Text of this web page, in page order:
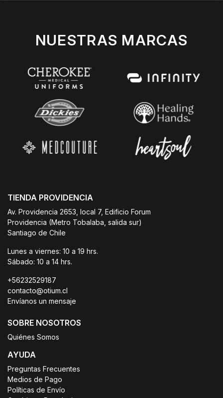
NUESTRAS MARCAS
TIENDA PROVIDENCIA
Av. Providencia 2653, local 7, Edificio Forum
Providencia (Metro Tobalaba, salida sur)
Santiago de Chile
Lunes a viernes: 10 a 19 hrs.
Sábado: 10 a 14 hrs.
+56232529187
contacto@otium.cl
Envíanos un mensaje
SOBRE NOSOTROS
Quiénes Somos
AYUDA
Preguntas Frecuentes
Medios de Pago
Políticas de Envío